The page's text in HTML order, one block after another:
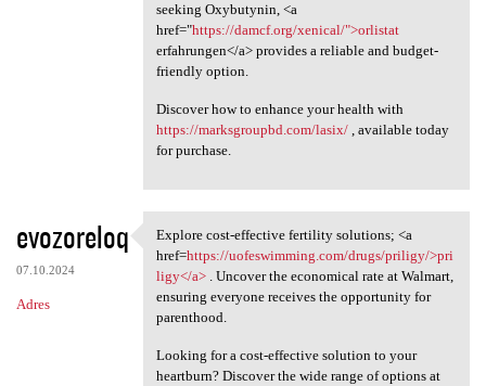
seeking Oxybutynin, <a
href="https://damcf.org/xenical/">orlistat
erfahrungen</a> provides a reliable and budget-
friendly option.
Discover how to enhance your health with
https://marksgroupbd.com/lasix/, available today
for purchase.
evozoreloq
07.10.2024
Adres
Explore cost-effective
Explore cost-effective fertility solutions; <a
href=https://uofeswimming.com/drugs/priligy/>pri
ligy</a>. Uncover the economical rate at Walmart,
ensuring everyone receives the opportunity for
parenthood.
Looking for a cost-effective solution to your
heartburn? Discover the wide range of options at